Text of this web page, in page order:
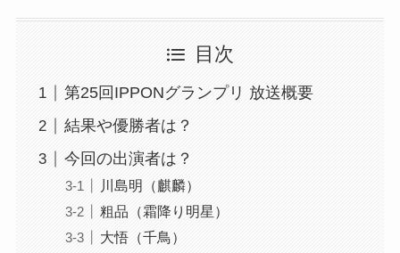
目次
第25回IPPONグランプリ 放送概要
結果や優勝者は？
今回の出演者は？
川島明（麒麟）
粗品（霜降り明星）
大悟（千鳥）